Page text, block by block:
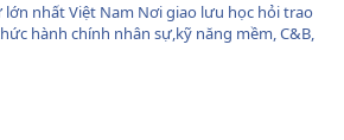
lớn nhất Việt Nam Nơi giao lưu học hỏi trao
hành chính nhân sự,kỹ năng mềm, C&B,